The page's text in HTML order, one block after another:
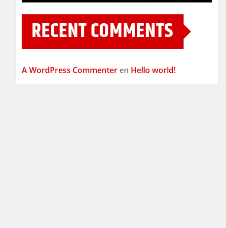
RECENT COMMENTS
A WordPress Commenter en Hello world!